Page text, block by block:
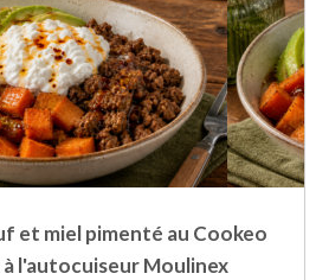
et miel pimenté au Cookeo
l'autocuiseur Moulinex